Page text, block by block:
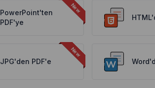
PowerPoint'ten
PDF'ye
JPG'den PDF'e